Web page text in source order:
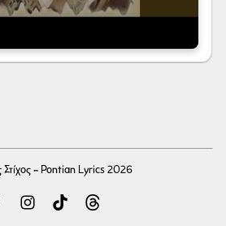
Στίχος - Pontian Lyrics 2026